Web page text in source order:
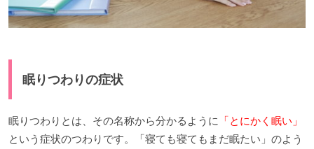
眠りつわりの症状
眠りつわりとは、その名称から分かるように 「とにかく眠い」
という症状のつわりです。「寝ても寝てもまだ眠たい」のよう